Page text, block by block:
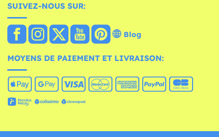
SUIVEZ-NOUS SUR:
Blog
MOYENS DE PAIEMENT ET LIVRAISON: